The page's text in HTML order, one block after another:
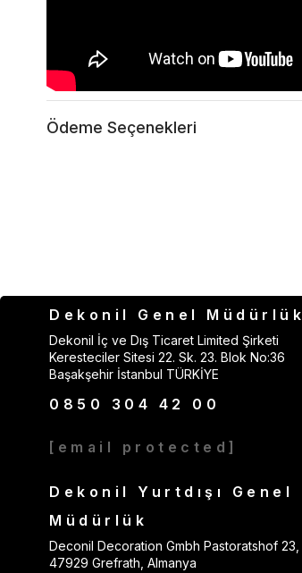
Ödeme Seçenekleri
Dekonil Genel Müdürlük
Dekonil İç ve Dış Ticaret Limited Şirketi
Keresteciler Sitesi 22. Sk. 23. Blok No:36
Başakşehir İstanbul TÜRKİYE
0850 304 42 00
[email protected]
Dekonil Yurtdışı Genel
Müdürlük
Deconil Decoration Gmbh Pastoratshof 23,
47929 Grefrath, Almanya